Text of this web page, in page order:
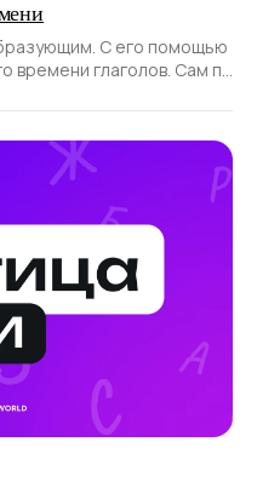
С его помощью
глаголов. Сам по